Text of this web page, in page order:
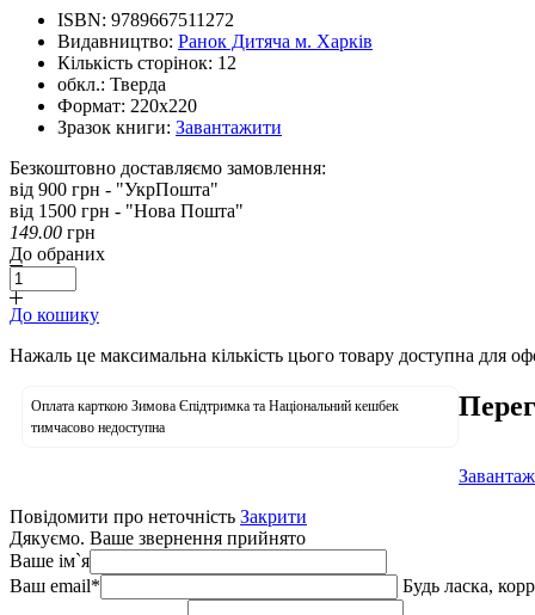
ISBN: 9789667511272
Видавництво: Ранок Дитяча м. Харків
Кількість сторінок: 12
обкл.: Тверда
Формат: 220х220
Зразок книги: Завантажити
Безкоштовно доставляємо замовлення:
від 900 грн - "УкрПошта"
від 1500 грн - "Нова Пошта"
149.00 грн
До обраних
До кошику
Нажаль це максимальна кількість цього товару доступна для
Оплата карткою Зимова Єпідтримка та Національний кешбек
тимчасово недоступна
Повідомити про неточність Закрити
Дякуємо. Ваше звернення прийнято
Ваше ім`я
Ваш email* Будь ласка,